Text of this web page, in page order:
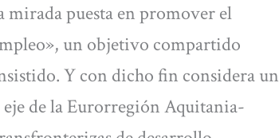
puesta en promover el
un objetivo compartido
Y con dicho fin considera un
de la Eurorregión Aquitania-